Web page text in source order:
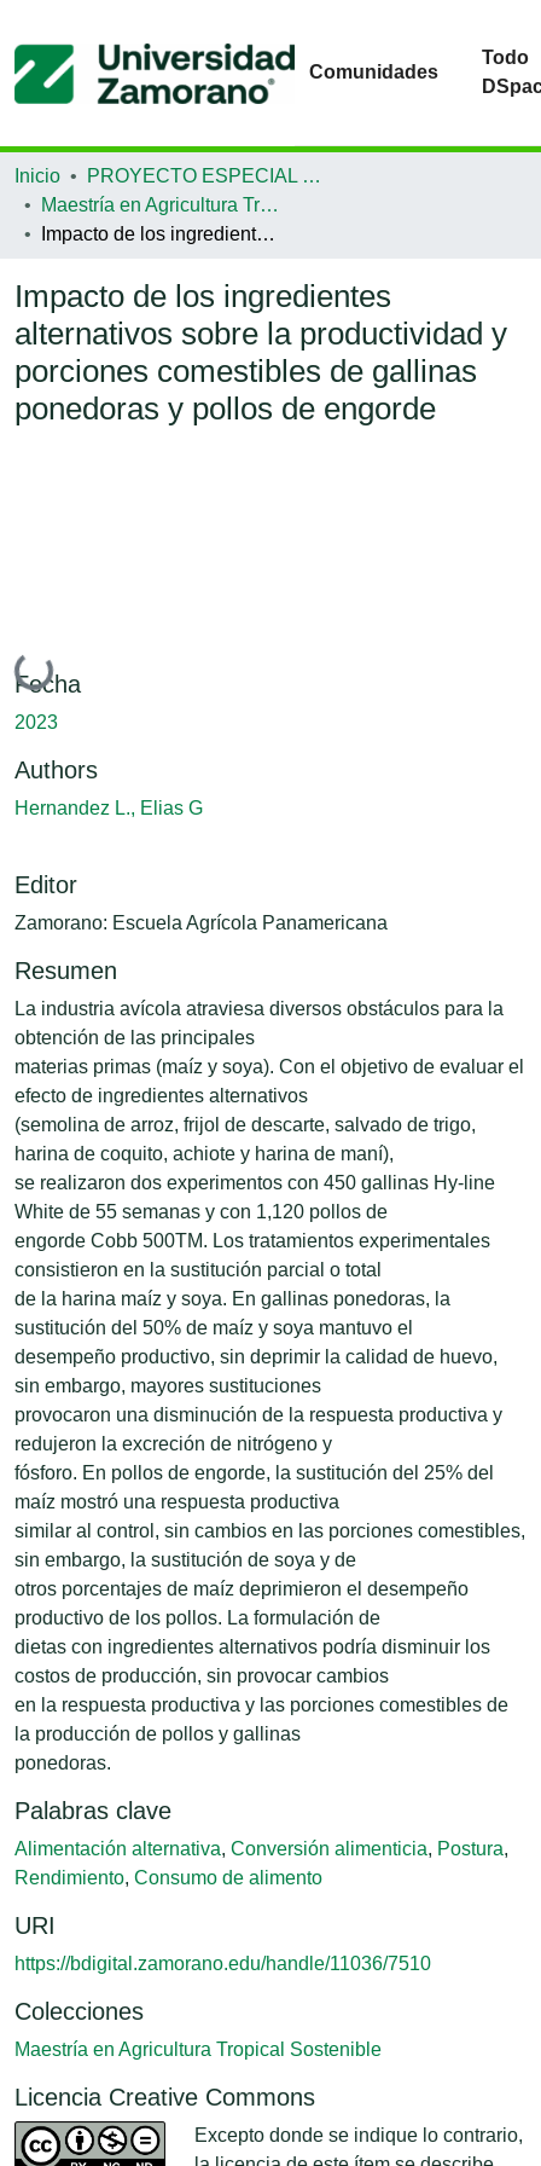
Comunidades
Todo
Inicio
PROYECTO ESPECIAL DE GRADUACIÓN
Maestría en Agricultura Tropical Sostenible
Impacto de los ingredientes alternativos sobre la productividad y porciones comestibles de gallinas ponedoras y pollos de engorde
Impacto de los ingredientes
alternativos sobre la productividad y
porciones comestibles de gallinas
ponedoras y pollos de engorde
Cargando...
Fecha
2023
Authors
Hernandez L., Elias G
Editor
Zamorano: Escuela Agrícola Panamericana
Resumen
La industria avícola atraviesa diversos obstáculos para la
obtención de las principales
materias primas (maíz y soya). Con el objetivo de evaluar el
efecto de ingredientes alternativos
(semolina de arroz, frijol de descarte, salvado de trigo,
harina de coquito, achiote y harina de maní),
se realizaron dos experimentos con 450 gallinas Hy-line
White de 55 semanas y con 1,120 pollos de
engorde Cobb 500TM. Los tratamientos experimentales
consistieron en la sustitución parcial o total
de la harina maíz y soya. En gallinas ponedoras, la
sustitución del 50% de maíz y soya mantuvo el
desempeño productivo, sin deprimir la calidad de huevo,
sin embargo, mayores sustituciones
provocaron una disminución de la respuesta productiva y
redujeron la excreción de nitrógeno y
fósforo. En pollos de engorde, la sustitución del 25% del
maíz mostró una respuesta productiva
similar al control, sin cambios en las porciones comestibles,
sin embargo, la sustitución de soya y de
otros porcentajes de maíz deprimieron el desempeño
productivo de los pollos. La formulación de
dietas con ingredientes alternativos podría disminuir los
costos de producción, sin provocar cambios
en la respuesta productiva y las porciones comestibles de
la producción de pollos y gallinas
ponedoras.
Palabras clave
Alimentación alternativa, Conversión alimenticia, Postura,
Rendimiento, Consumo de alimento
URI
https://bdigital.zamorano.edu/handle/11036/7510
Colecciones
Maestría en Agricultura Tropical Sostenible
Licencia Creative Commons
Excepto donde se indique lo contrario,